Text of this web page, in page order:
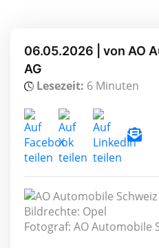
06.05.2026 | von AO
AG
Lesezeit: 6 Minuten
Bildrechte: Opel
Fotograf: AO Automobile